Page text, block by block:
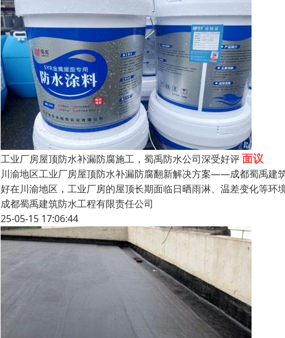
工业厂房屋顶防水补漏防腐施工，蜀禹防水公司深受好评面议
川渝地区工业厂房屋顶防水补漏防腐翻新解决方案——成都蜀禹建
好在川渝地区，工业厂房的屋顶长期面临日晒雨淋、温差变化等
成都蜀禹建筑防水工程有限责任公司
25-05-15 17:06:44